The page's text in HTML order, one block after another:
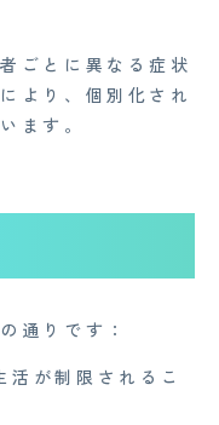
ごとに異なる症状
より、個別化され
ます。
通りです：
活が制限されるこ